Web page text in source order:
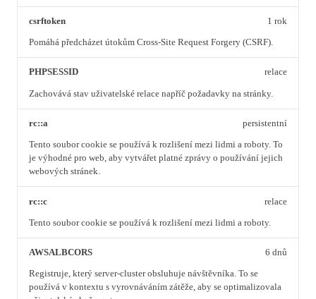
csrftoken
Pomáhá předcházet útokům Cross-Site Request Forgery (CSRF).
1 rok
PHPSESSID
Zachovává stav uživatelské relace napříč požadavky na stránky.
relace
rc::a
Tento soubor cookie se používá k rozlišení mezi lidmi a roboty. To
je výhodné pro web, aby vytvářet platné zprávy o používání jejich
webových stránek.
persistentní
rc::c
Tento soubor cookie se používá k rozlišení mezi lidmi a roboty.
relace
AWSALBCORS
Registruje, který server-cluster obsluhuje návštěvníka. To se
používá v kontextu s vyrovnáváním zátěže, aby se optimalizovala
6 dnů